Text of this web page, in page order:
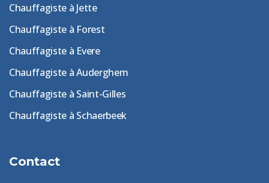
Chauffagiste à Jette
Chauffagiste à Forest
Chauffagiste à Evere
Chauffagiste à Auderghem
Chauffagiste à Saint-Gilles
Chauffagiste à Schaerbeek
Contact